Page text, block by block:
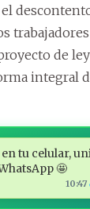
de
integral
tu celular,
🤩
10:47